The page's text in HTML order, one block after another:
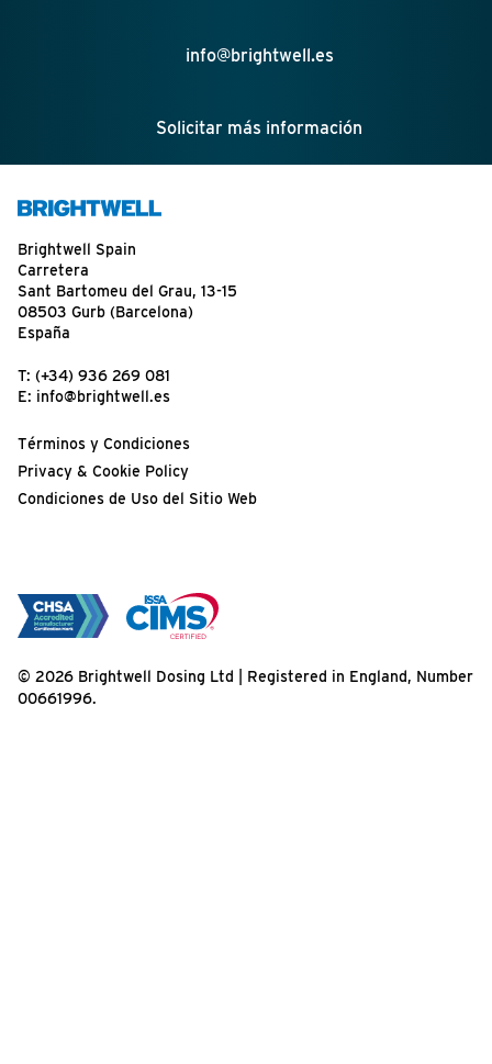
info@brightwell.es
Solicitar más información
Brightwell Spain
Carretera
Sant Bartomeu del Grau, 13-15
08503 Gurb (Barcelona)
España
T: (+34) 936 269 081
E: info@brightwell.es
Términos y Condiciones
Privacy & Cookie Policy
Condiciones de Uso del Sitio Web
© 2026 Brightwell Dosing Ltd | Registered in England, Number
00661996.